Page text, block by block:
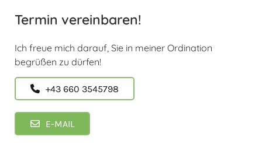
Termin vereinbaren!
Ich freue mich darauf, Sie in meiner Ordination
begrüßen zu dürfen!
+43 660 3545798
E-MAIL